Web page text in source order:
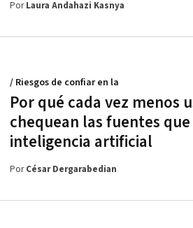
PorLaura Andahazi Kasnya
Por qué cada vez menos
chequean las fuentes que
inteligencia artificial
/ Riesgos de confiar en la
PorCésar Dergarabedian